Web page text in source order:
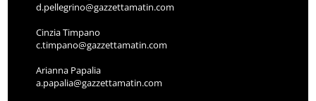
d.pellegrino@gazzettamatin.com
Cinzia Timpano
c.timpano@gazzettamatin.com
Arianna Papalia
a.papalia@gazzettamatin.com